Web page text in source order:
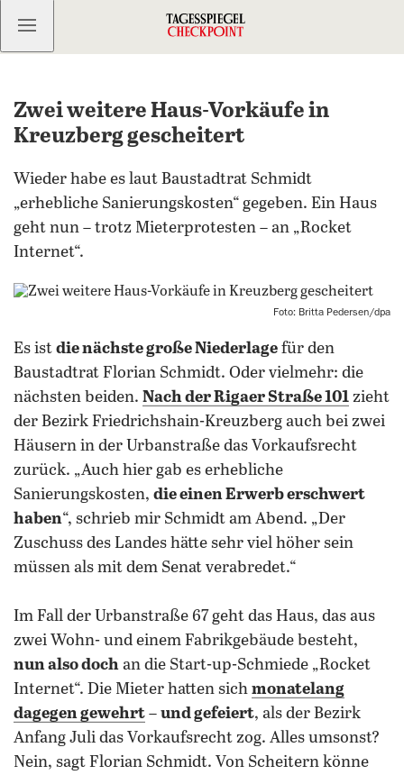
Kostenlos anmelden
Zwei weitere Haus-Vorkäufe in
Kreuzberg gescheitert
Wieder habe es laut Baustadtrat Schmidt
„erhebliche Sanierungskosten“ gegeben. Ein Haus
geht nun – trotz Mieterprotesten – an „Rocket
Internet“.
Foto: Britta Pedersen/dpa
Es ist die nächste große Niederlage für den
Baustadtrat Florian Schmidt. Oder vielmehr: die
nächsten beiden. Nach der Rigaer Straße 101 zieht
der Bezirk Friedrichshain-Kreuzberg auch bei zwei
Häusern in der Urbanstraße das Vorkaufsrecht
zurück. „Auch hier gab es erhebliche
Sanierungskosten, die einen Erwerb erschwert
haben“, schrieb mir Schmidt am Abend. „Der
Zuschuss des Landes hätte sehr viel höher sein
müssen als mit dem Senat verabredet.“
Im Fall der Urbanstraße 67 geht das Haus, das aus
zwei Wohn- und einem Fabrikgebäude besteht,
nun also doch an die Start-up-Schmiede „Rocket
Internet“. Die Mieter hatten sich monatelang
dagegen gewehrt – und gefeiert, als der Bezirk
Anfang Juli das Vorkaufsrecht zog. Alles umsonst?
Nein, sagt Florian Schmidt. Von Scheitern könne